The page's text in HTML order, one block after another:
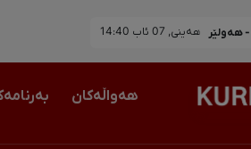
ھەینی, 07 ئاب 14:40
هەواڵەکان